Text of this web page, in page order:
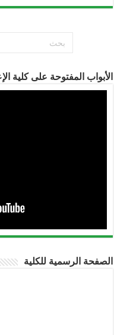
الأبواب المفتوحة على كلية
الصفحة الرسمية للكلية